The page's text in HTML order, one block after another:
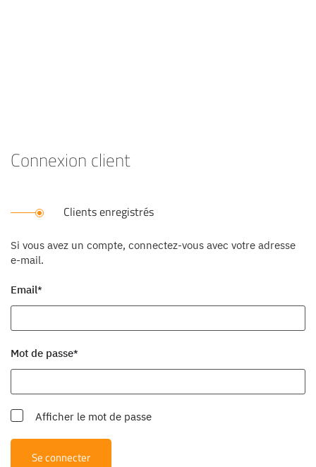
Connexion client
Clients enregistrés
Si vous avez un compte, connectez-vous avec votre adresse
e-mail.
Email
Mot de passe
Afficher le mot de passe
Se connecter